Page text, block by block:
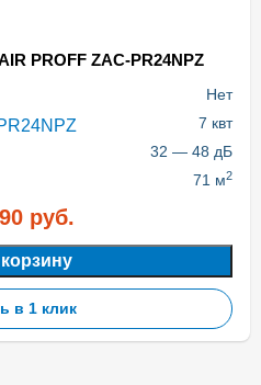
PROFF ZAC-PR24NPZ
Нет
7 квт
32 — 48 дБ
71 м2
руб.
в 1 клик